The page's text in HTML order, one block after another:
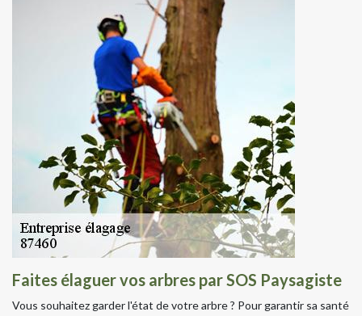
Faites élaguer vos arbres par SOS Paysagiste
Vous souhaitez garder l'état de votre arbre ? Pour garantir sa santé